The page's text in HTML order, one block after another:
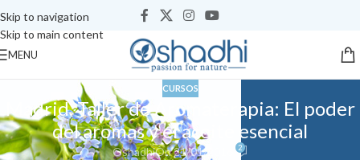
Skip to navigation
Skip to main content
MENU
CURSOS
Madrid. Taller de Aromaterapia: El poder
del aromas y el aceite esencial
OshadhiOn 21/01/2016 2